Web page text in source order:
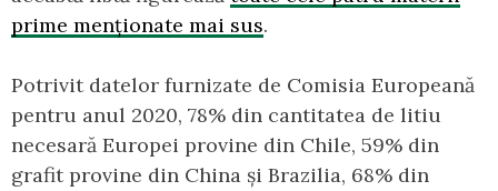
prime menționate mai sus.
Potrivit datelor furnizate de Comisia Europeană
pentru anul 2020, 78% din cantitatea de litiu
necesară Europei provine din Chile, 59% din
grafit provine din China și Brazilia, 68% din